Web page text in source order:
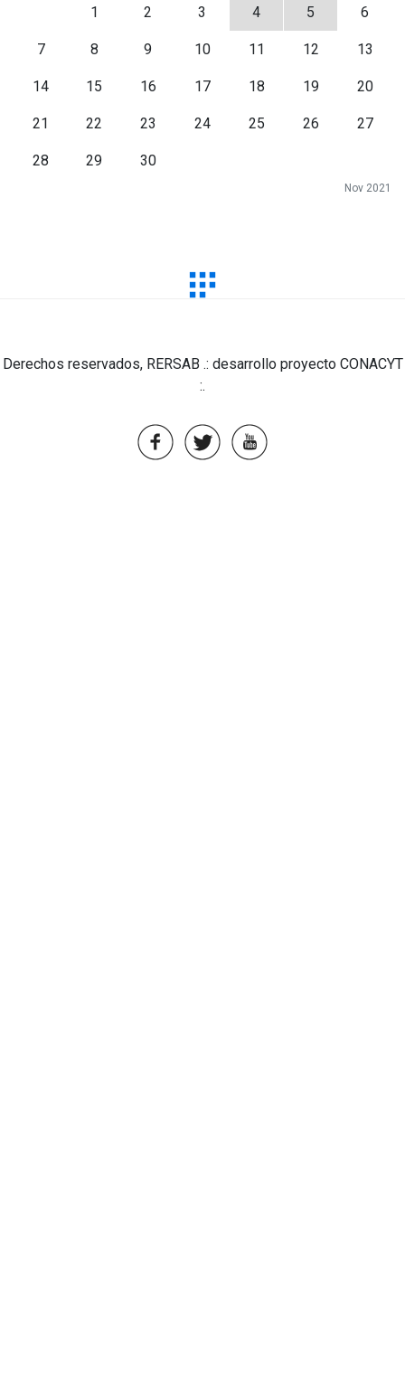
Nov 2021
1 2 3 4 5 6
7 8 9 10 11 12 13
14 15 16 17 18 19 20
21 22 23 24 25 26 27
28 29 30
Derechos reservados, RERSAB .: desarrollo proyecto CONACYT
:.